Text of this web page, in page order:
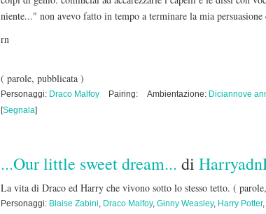
niente..." non avevo fatto in tempo a terminare la mia
rn
( parole, pubblicata )
Personaggi: Draco Malfoy Pairing: Ambientazione: Diciannove
[Segnala]
...Our little sweet dream... di
La vita di Draco ed Harry che vivono sotto lo stesso tetto. (
Personaggi: Blaise Zabini, Draco Malfoy, Ginny Weasley, Harry Potter,